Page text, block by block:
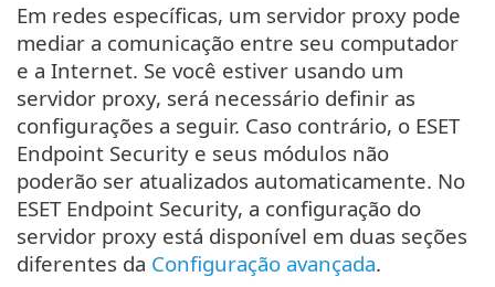
Em redes específicas, um servidor proxy pode
mediar a comunicação entre seu computador
e a Internet. Se você estiver usando um
servidor proxy, será necessário definir as
configurações a seguir. Caso contrário, o ESET
Endpoint Security e seus módulos não
poderão ser atualizados automaticamente. No
ESET Endpoint Security, a configuração do
servidor proxy está disponível em duas seções
diferentes da Configuração avançada.